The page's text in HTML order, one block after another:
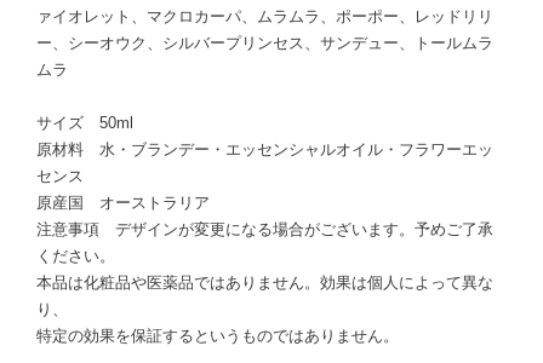
ァイオレット、マクロカーパ、ムラムラ、ポーポー、レッドリリ
ー、シーオウク、シルバープリンセス、サンデュー、トールムラ
ムラ
サイズ 50ml
原材料 水・ブランデー・エッセンシャルオイル・フラワーエッ
センス
原産国 オーストラリア
注意事項 デザインが変更になる場合がございます。予めご了承
ください。
本品は化粧品や医薬品ではありません。効果は個人によって異な
り、
特定の効果を保証するというものではありません。